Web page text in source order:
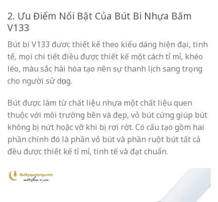
2. Ưu Điểm Nổi Bật Của Bút Bi Nhựa Bấm
V133
Bút bi V133 đươc thiết kế theo kiểu dáng hiện đại, tinh
tế, mọi chi tiết điều được thiết kế một cách tỉ mỉ, khéo
léo, màu sắc hài hòa tạo nên sự thanh lịch sang trọng
cho người sử dụng.
Bút được làm từ chất liệu nhựa một chất liệu quen
thuộc với môi trường bền và đẹp, vỏ bút cứng giúp bút
không bị nứt hoặc vỡ khi bị rơi rớt. Có cấu tạo gồm hai
phần chính đó là phần vỏ bút và phần ruột bút tất cả
đều được thiết kế tỉ mỉ, tinh tế và đạt chuẩn.